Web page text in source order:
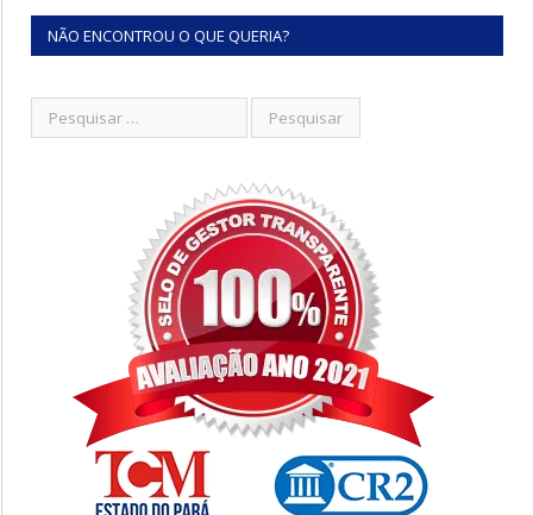
NÃO ENCONTROU O QUE QUERIA?